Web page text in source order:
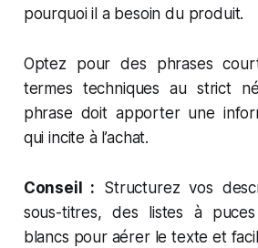
pourquoi il a besoin du produit.
Optez pour des phrases
termes techniques au strict
phrase doit apporter une
qui incite à l’achat.
Conseil : Structurez vos
sous-titres, des listes à
blancs pour aérer le texte et